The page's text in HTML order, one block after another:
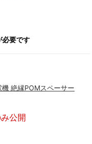
必要です
機 絶縁POMスペーサー
公開